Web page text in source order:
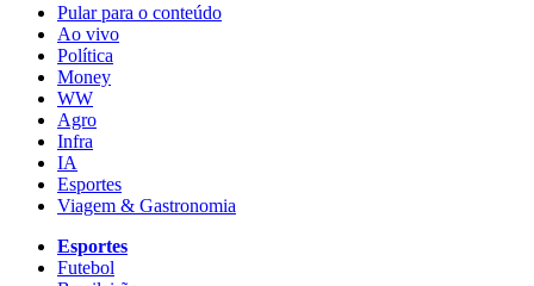
Pular para o conteúdo
Ao vivo
Política
Money
WW
Agro
Infra
IA
Esportes
Viagem & Gastronomia
Esportes
Futebol